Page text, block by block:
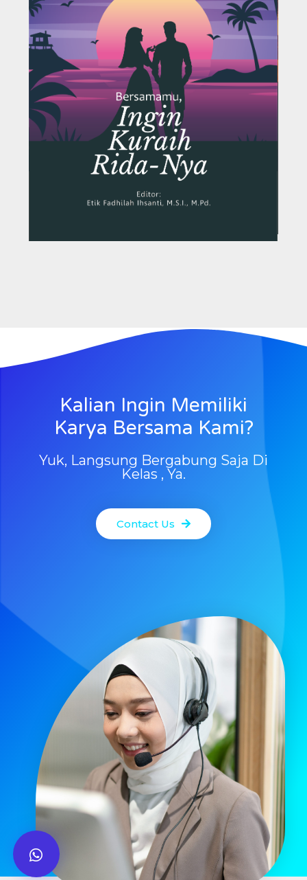
Kalian Ingin Memiliki
Karya Bersama Kami?
Yuk, Langsung Bergabung Saja Di
Kelas , Ya.
Contact Us